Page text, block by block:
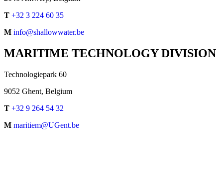
T +32 3 224 60 35
M info@shallowwater.be
MARITIME TECHNOLOGY DIVISION
Technologiepark 60
9052 Ghent, Belgium
T +32 9 264 54 32
M maritiem@UGent.be